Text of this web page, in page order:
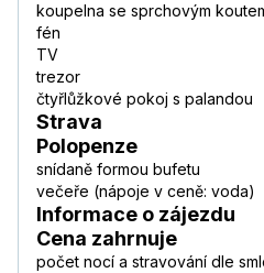
koupelna se sprchovým
fén
TV
trezor
čtyřlůžkové pokoj s palandou
Strava
Polopenze
snídaně formou bufetu
večeře (nápoje v ceně: voda)
Informace o zájezdu
Cena zahrnuje
počet nocí a stravování dle